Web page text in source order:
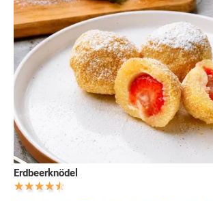
Erdbeerknödel